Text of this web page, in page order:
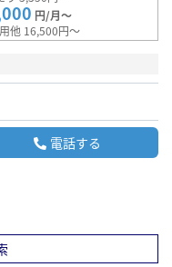
円/月～
他 16,500円～
電話する